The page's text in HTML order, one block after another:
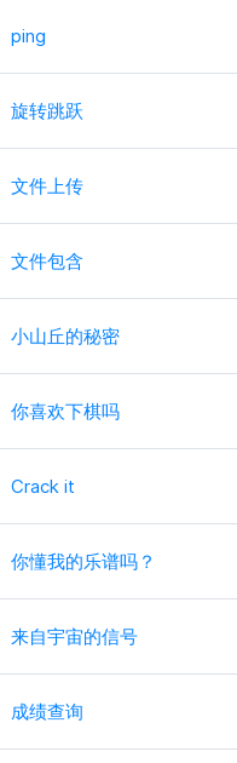
ping
旋转跳跃
文件上传
文件包含
小山丘的秘密
你喜欢下棋吗
Crack it
你懂我的乐谱吗？
来自宇宙的信号
成绩查询